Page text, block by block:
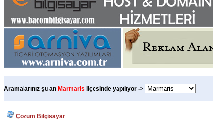
Aramalarınız şu an Marmaris ilçesinde yapılıyor ->
Çözüm Bilgisayar